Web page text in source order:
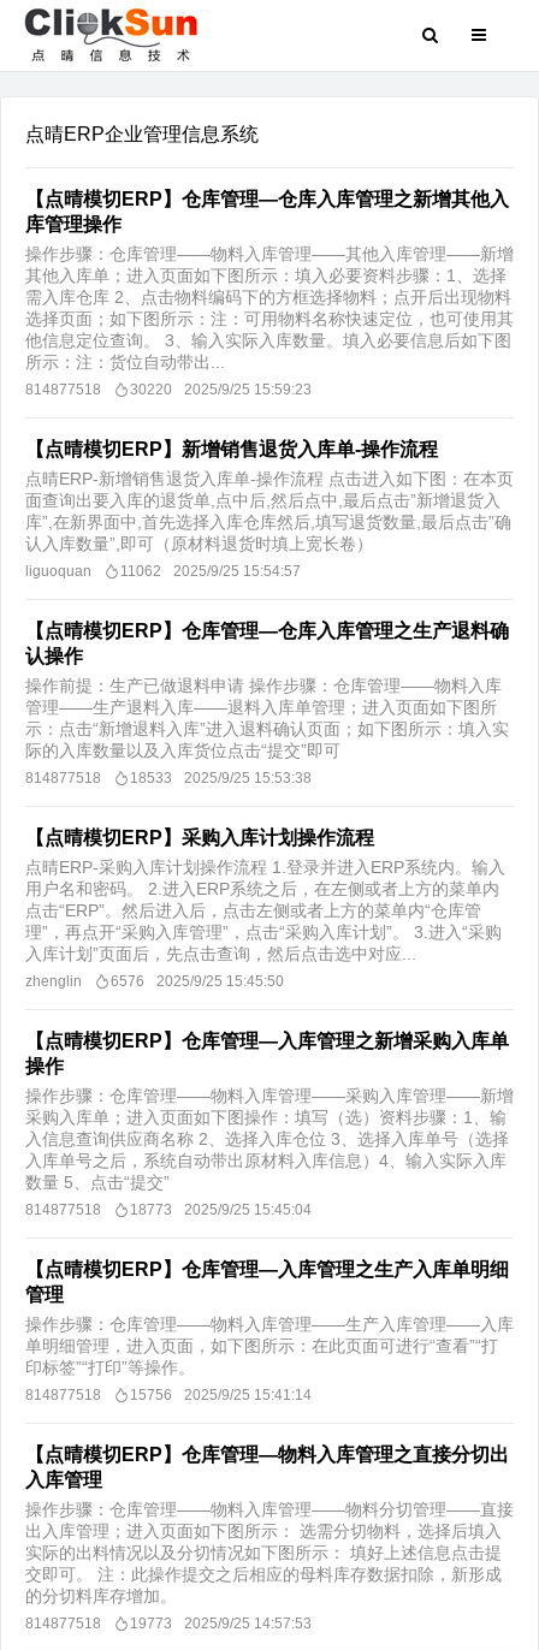
点晴ERP企业管理信息系统
【点晴模切ERP】仓库管理—仓库入库管理之新增其他入
库管理操作
操作步骤：仓库管理——物料入库管理——其他入库管理——新增
其他入库单；进入页面如下图所示：填入必要资料步骤：1、选择
需入库仓库 2、点击物料编码下的方框选择物料；点开后出现物料
选择页面；如下图所示：注：可用物料名称快速定位，也可使用其
他信息定位查询。 3、输入实际入库数量。填入必要信息后如下图
所示：注：货位自动带出...
814877518 30220 2025/9/25 15:59:23
【点晴模切ERP】新增销售退货入库单-操作流程
点晴ERP-新增销售退货入库单-操作流程 点击进入如下图：在本页
面查询出要入库的退货单,点中后,然后点中,最后点击”新增退货入
库”,在新界面中,首先选择入库仓库然后,填写退货数量,最后点击”确
认入库数量”,即可（原材料退货时填上宽长卷）
liguoquan 11062 2025/9/25 15:54:57
【点晴模切ERP】仓库管理—仓库入库管理之生产退料确
认操作
操作前提：生产已做退料申请 操作步骤：仓库管理——物料入库
管理——生产退料入库——退料入库单管理；进入页面如下图所
示：点击“新增退料入库”进入退料确认页面；如下图所示：填入实
际的入库数量以及入库货位点击“提交”即可
814877518 18533 2025/9/25 15:53:38
【点晴模切ERP】采购入库计划操作流程
点晴ERP-采购入库计划操作流程 1.登录并进入ERP系统内。输入
用户名和密码。 2.进入ERP系统之后，在左侧或者上方的菜单内
点击“ERP”。然后进入后，点击左侧或者上方的菜单内“仓库管
理”，再点开“采购入库管理”，点击“采购入库计划”。 3.进入“采购
入库计划”页面后，先点击查询，然后点击选中对应...
zhenglin 6576 2025/9/25 15:45:50
【点晴模切ERP】仓库管理—入库管理之新增采购入库单
操作
操作步骤：仓库管理——物料入库管理——采购入库管理——新增
采购入库单；进入页面如下图操作：填写（选）资料步骤：1、输
入信息查询供应商名称 2、选择入库仓位 3、选择入库单号（选择
入库单号之后，系统自动带出原材料入库信息）4、输入实际入库
数量 5、点击“提交”
814877518 18773 2025/9/25 15:45:04
【点晴模切ERP】仓库管理—入库管理之生产入库单明细
管理
操作步骤：仓库管理——物料入库管理——生产入库管理——入库
单明细管理，进入页面，如下图所示：在此页面可进行“查看”“打
印标签”“打印”等操作。
814877518 15756 2025/9/25 15:41:14
【点晴模切ERP】仓库管理—物料入库管理之直接分切出
入库管理
操作步骤：仓库管理——物料入库管理——物料分切管理——直接
出入库管理；进入页面如下图所示： 选需分切物料，选择后填入
实际的出料情况以及分切情况如下图所示： 填好上述信息点击提
交即可。 注：此操作提交之后相应的母料库存数据扣除，新形成
的分切料库存增加。
814877518 19773 2025/9/25 14:57:53